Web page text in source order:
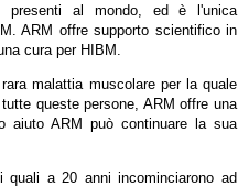
presenti al mondo, ed è l'unica
ARM offre supporto scientifico in
cura per HIBM.
malattia muscolare per la quale
queste persone, ARM offre una
aiuto ARM può continuare la sua
a 20 anni incominciarono ad